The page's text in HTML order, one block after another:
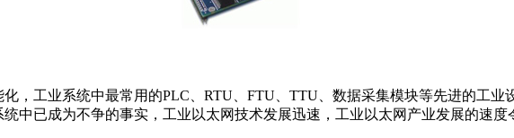
工业系统中最常用的PLC、RTU、FTU、TTU、数据采集模块等先进的工业
中已成为不争的事实，工业以太网技术发展迅速，工业以太网产业发展的速度